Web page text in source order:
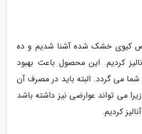
کیوی خشک شده آشنا شدیم و ده
کردیم. این محصول باعث بهبود
می گردد. البته باید در مصرف آن
می تواند عوارضی نیز داشته باشد
کردیم.